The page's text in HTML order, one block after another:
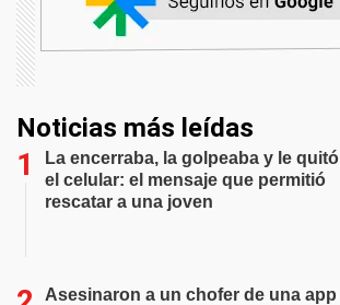
Noticias más leídas
La encerraba, la golpeaba y le quitó
el celular: el mensaje que permitió
rescatar a una joven
Asesinaron a un chofer de una app